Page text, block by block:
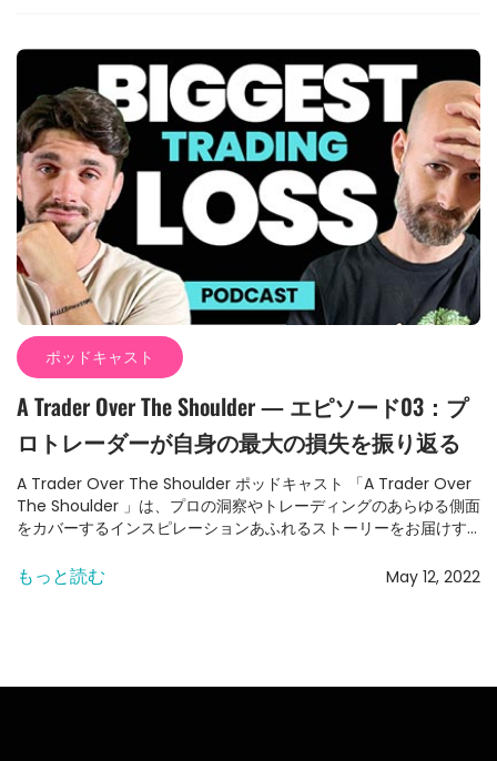
いて問いかける、この特別なポッドキャストにぜひご参加くださ
い。15年のキャリアを持つプロトレーダーから、日々のトレードに
導入できる手法を学ぶことができます。 トレードと人生における
リスク管理の理解 リスク管理はトレードにおいて不可欠な要素で
すが、多くのトレーダー、特に若いトレーダーは見落としがちで
す。しかし、リスク管理はトレードだけでなく、私たちの生活の
あらゆる側面に当てはまります。私たちが行うすべての決定や行
動にはある程度のリスクが伴い、重要なのは決定を下す前に確率
と潜在的な結果を評価することです。 トレードにおける確率の計
算 トレードにおけるリスク管理とは、トレードが自分に有利に働
く確率を評価し、その確率に基づいて計算されたリスクを取るこ
とを含みます。例えば、フラッグ（旗型）のトレードを専門とす
る場合、過去に行った100回または200回のトレードを分析し、フ
ラッグのトレードがエントリー価格を上回るプラスの結果になる
確率を計算できます。このデータは、情報に基づいた決定を下
レード日誌を付け、適切な統計を取ることは、トレーダーとして
の自分の長所と短所を理解し、確率に基づいて情報に基づいた決
定を下すために不可欠です。 日常生活へのリスク管理の適用 リス
ク管理の原則は、仕事までの運転や結婚の決断など、日常生活に
も当てはまります。決断の確率と潜在的な結果を評価すること
で、より良い選択ができ、不必要なリスクを減らすことができま
す。結論として、リスク管理の原則を理解し適用することは、ト
レードと日常生活の両方で成功するために極めて重要です。 トレ
ードのためのリスク管理戦略の開発 新人トレーダーにとって、自
ポッドキャスト
A Trader Over The Shoulder — エピソード03：プ
ロトレーダーが自身の最大の損失を振り返る
A Trader Over The Shoulder ポッドキャスト 「A Trader Over
The Shoulder 」は、プロの洞察やトレーディングのあらゆる側面
をカバーするインスピレーションあふれるストーリーをお届けす
ミキ・カッツとアレックスが毎週新しいエピソードをお届けしま
大の損失とその乗り越え方 ミキの最大の損失 「A Trader Over
もっと読む May 12, 2022